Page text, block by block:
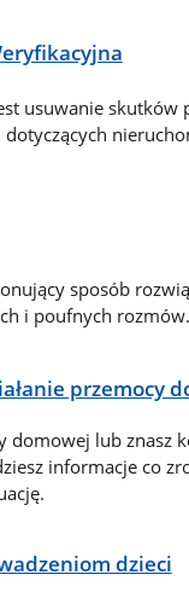
usuwanie skutków
sposób
i poufnych rozmów.
przemocy
domowej lub znasz
informacje co
dzieci